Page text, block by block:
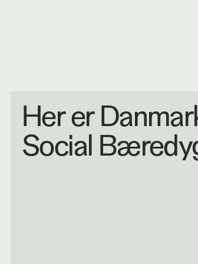
Innovation
Kulturarv
Talent
Her er
Social